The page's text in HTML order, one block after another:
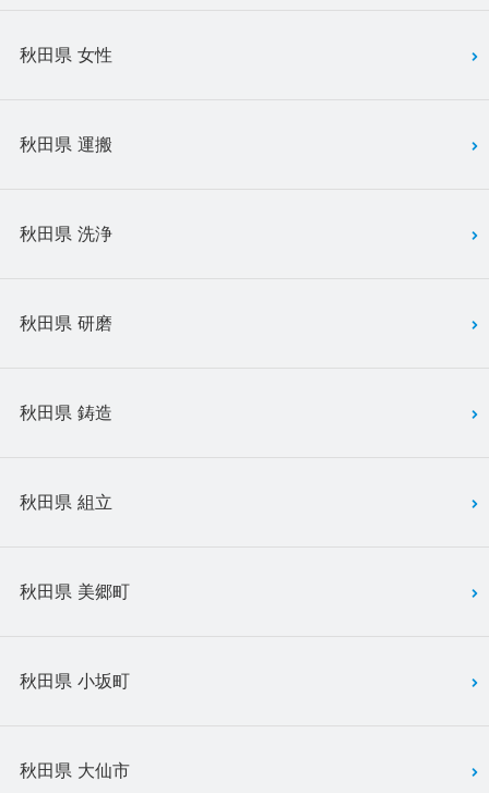
秋田県 女性
秋田県 運搬
秋田県 洗浄
秋田県 研磨
秋田県 鋳造
秋田県 組立
秋田県 美郷町
秋田県 小坂町
秋田県 大仙市